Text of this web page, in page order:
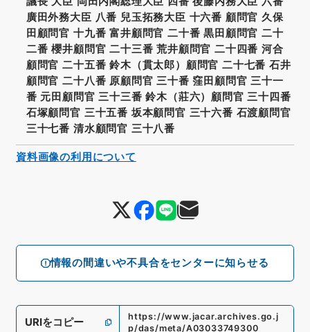
情報の間違いや不具合をセンターに知らせる
廣田外務大臣 八番 兒玉拓務大臣 十六番 顧問官 久保
田顧問官 十九番 富井顧問官 二十番 黒田顧問官 二十
二番 櫻井顧問官 二十三番 荒井顧問官 二十四番 河合
顧問官 二十五番 鈴木（貫太郎）顧問官 二十七番 石井
顧問官 二十八番 原顧問官 三十番 窪田顧問官 三十一
番 元田顧問官 三十三番 鈴木（莊六）顧問官 三十四番
石塚顧問官 三十五番 坂本顧問官 三十六番 石渡顧問官
三十七番 清水顧問官 三十八番
URIをコピー
https://www.jacar.archives.go.j
p/das/meta/A03033749300
資料画像の利用について